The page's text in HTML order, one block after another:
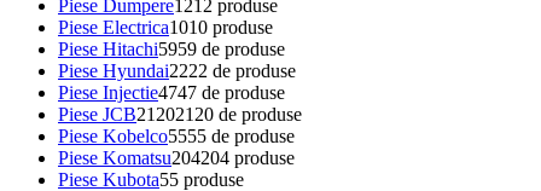
Piese Dumpere1212 produse
Piese Electrica1010 produse
Piese Hitachi5959 de produse
Piese Hyundai2222 de produse
Piese Injectie4747 de produse
Piese JCB21202120 de produse
Piese Kobelco5555 de produse
Piese Komatsu204204 produse
Piese Kubota55 produse